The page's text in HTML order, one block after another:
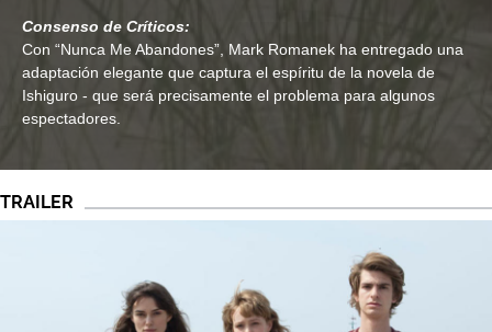
Consenso de Críticos:
Con “Nunca Me Abandones”, Mark Romanek ha entregado una
adaptación elegante que captura el espíritu de la novela de
Ishiguro - que será precisamente el problema para algunos
espectadores.
TRAILER